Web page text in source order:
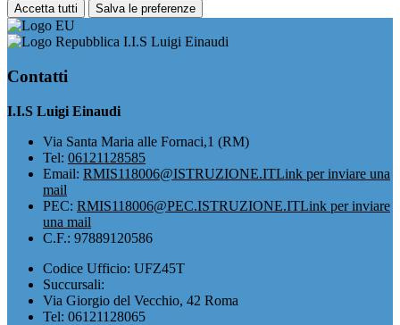
Accetta tutti Salva le preferenze
I.I.S Luigi Einaudi
Contatti
I.I.S Luigi Einaudi
Via Santa Maria alle Fornaci,1 (RM)
Tel: 06121128585
Email: RMIS118006@ISTRUZIONE.ITLink per inviare una
mail
PEC: RMIS118006@PEC.ISTRUZIONE.ITLink per inviare
una mail
C.F.: 97889120586
Codice Ufficio: UFZ45T
Succursali:
Via Giorgio del Vecchio, 42 Roma
Tel: 06121128065